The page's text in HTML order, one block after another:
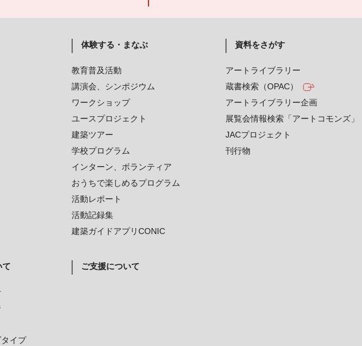
体験する・まなぶ
教育普及活動
講演会、シンポジウム
ワークショップ
ユースプロジェクト
建築ツアー
学校プログラム
インターン、ボランティア
おうちで楽しめるプログラム
活動レポート
活動記録集
建築ガイドアプリCONIC
資料をさがす
アートライブラリー
蔵書検索（OPAC）
アートライブラリー企画
展覧会情報検索「アートコモンズ」
JACプロジェクト
刊行物
て
イプ
ご支援について